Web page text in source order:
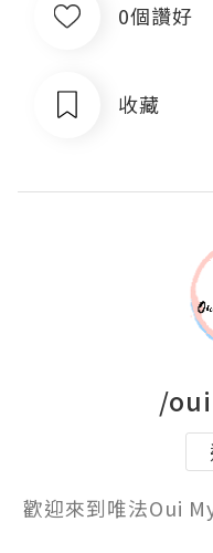
0個讚好
收藏
/
歡迎來到唯法Oui